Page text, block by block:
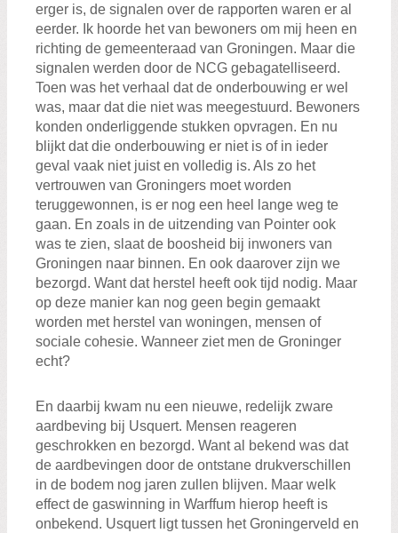
erger is, de signalen over de rapporten waren er al
eerder. Ik hoorde het van bewoners om mij heen en
richting de gemeenteraad van Groningen. Maar die
signalen werden door de NCG gebagatelliseerd.
Toen was het verhaal dat de onderbouwing er wel
was, maar dat die niet was meegestuurd. Bewoners
konden onderliggende stukken opvragen. En nu
blijkt dat die onderbouwing er niet is of in ieder
geval vaak niet juist en volledig is. Als zo het
vertrouwen van Groningers moet worden
teruggewonnen, is er nog een heel lange weg te
gaan. En zoals in de uitzending van Pointer ook
was te zien, slaat de boosheid bij inwoners van
Groningen naar binnen. En ook daarover zijn we
bezorgd. Want dat herstel heeft ook tijd nodig. Maar
op deze manier kan nog geen begin gemaakt
worden met herstel van woningen, mensen of
sociale cohesie. Wanneer ziet men de Groninger
echt?
En daarbij kwam nu een nieuwe, redelijk zware
aardbeving bij Usquert. Mensen reageren
geschrokken en bezorgd. Want al bekend was dat
de aardbevingen door de ontstane drukverschillen
in de bodem nog jaren zullen blijven. Maar welk
effect de gaswinning in Warffum hierop heeft is
onbekend. Usquert ligt tussen het Groningerveld en